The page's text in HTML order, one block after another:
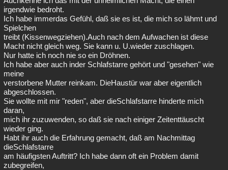
irgendwie bedroht.
Ich habe immerdas Gefühl, daß sie es ist, die mich so lähmt und
Spielchen
treibt (Kissenwegziehen).Auch nach dem Aufwachen ist diese
Macht nicht gleich weg. Sie kann u. U.wieder zuschlagen.
Nur hatte ich noch nie so ein Dröhnen.
Ich habe aber auch inder Schlafstarre gehört und "gesehen" wie
meine
verstorbene Mutter reinkam. DieHaustür war aber eigentlich
abgeschlossen.
Sie wollte mit mir "reden", aber dieSchlafstarre hinderte mich
daran,
mich ihr zuzuwenden, so daß sie nach einiger Zeitenttäuscht
wieder ging.
Habt ihr auch die Erfahrung gemacht, daß am Nachmittag
dieSchlafstarre
am häufigsten Auftritt? Ich habe dann oft ein Problem damit
zubegreifen,